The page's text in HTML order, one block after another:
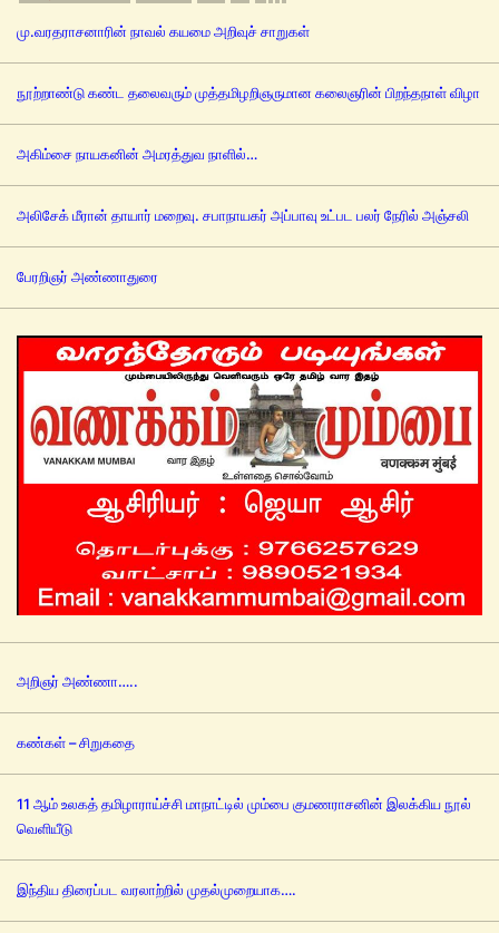
மு.வரதராசனாரின் நாவல் கயமை அறிவுச் சாறுகள்
நூற்றாண்டு கண்ட தலைவரும் முத்தமிழறிஞருமான கலைஞரின் பிறந்தநாள் விழா
அகிம்சை நாயகனின் அமரத்துவ நாளில்…
அலிசேக் மீரான் தாயார் மறைவு. சபாநாயகர் அப்பாவு உட்பட பலர் நேரில் அஞ்சலி
பேரறிஞர் அண்ணாதுரை
அறிஞர் அண்ணா…..
கண்கள் – சிறுகதை
11 ஆம் உலகத் தமிழாராய்ச்சி மாநாட்டில் மும்பை குமணராசனின் இலக்கிய நூல்
வெளியீடு
இந்திய திரைப்பட வரலாற்றில் முதல்முறையாக….